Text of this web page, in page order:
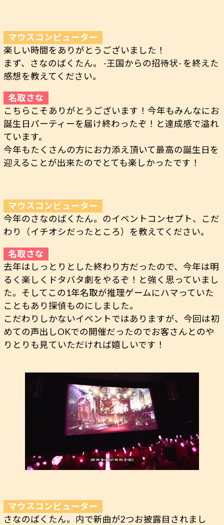
楽しい時間をありがとうございました！
まず、さなのばくたん。 -王国からの招待状- を終えた
感想を教えてください。
こちらこそありがとうございます！今年もみんなにお
誕生日パーティーを届け終わったぞ！と達成感で溢れ
ています。
今年もたくさんの方にお力添え頂いて最高の誕生日を
迎えることが出来たのでとても楽しかったです！
今年のさなのばくたん。のイベントコンセプト、こだ
わり（イチオシだったところ）を教えてください。
去年はしっとりとした終わり方だったので、今年は明
るく楽しくドタバタ劇をやるぞ！と強く思っていまし
た。そしてこの1年名取が推理ゲームにハマっていた
こともあり探偵ものにしました。
こだわりしかないイベントではありますが、今回は初
めての声出しOKでの開催だったのでお客さんとのや
りとりも見ていただければ嬉しいです！
さなのばくたん。内で新曲が2つお披露目されまし